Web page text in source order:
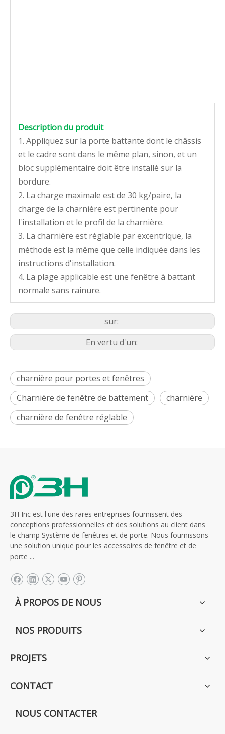
Description du produit
1. Appliquez sur la porte battante dont le châssis
et le cadre sont dans le même plan, sinon, et un
bloc supplémentaire doit être installé sur la
bordure.
2. La charge maximale est de 30 kg/paire, la
charge de la charnière est pertinente pour
l'installation et le profil de la charnière.
3. La charnière est réglable par excentrique, la
méthode est la même que celle indiquée dans les
instructions d'installation.
4. La plage applicable est une fenêtre à battant
normale sans rainure.
sur:
En vertu d'un:
charnière pour portes et fenêtres
Charnière de fenêtre de battement
charnière
charnière de fenêtre réglable
3H Inc est l'une des rares entreprises fournissent des
conceptions professionnelles et des solutions au client dans
le champ Système de fenêtres et de porte. Nous fournissons
une solution unique pour les accessoires de fenêtre et de
porte ...
À PROPOS DE NOUS
NOS PRODUITS
PROJETS
CONTACT
NOUS CONTACTER